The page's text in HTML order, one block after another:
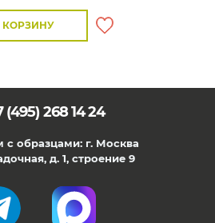
КОРЗИНУ
(495) 268 14 24
образцами: г. Москва
д. 1, строение 9